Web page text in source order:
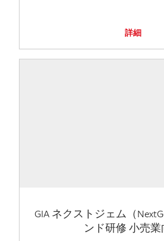
詳細
GIA ネクストジェム（
ンド研修 小売業